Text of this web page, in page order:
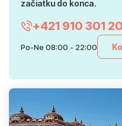
začiatku do konca.
+421 910 301
Po-Ne 08:00 - 22:00